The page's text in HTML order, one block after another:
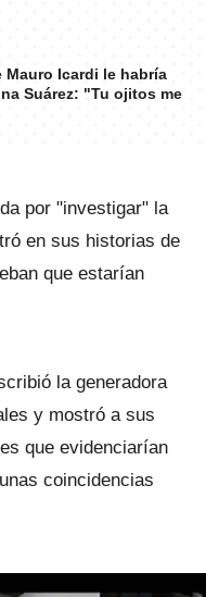
Mauro Icardi le habría
Suárez: "Tu ojitos me
por "investigar" la
en sus historias de
que estarían
la generadora
y mostró a sus
que evidenciarían
coincidencias